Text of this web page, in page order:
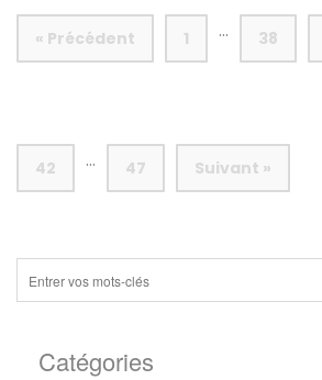
« Précédent 1 … 38
42 … 47 Suivant »
Catégories